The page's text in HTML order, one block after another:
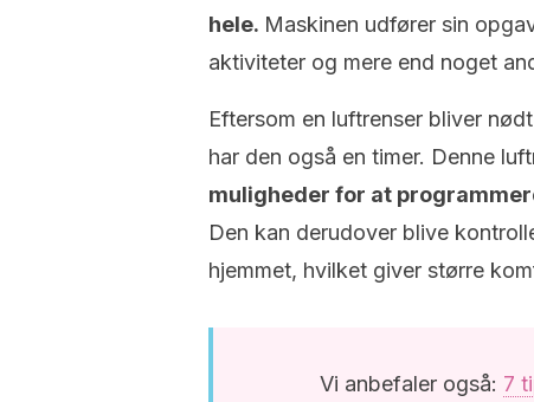
hele. Maskinen udfører sin
aktiviteter og mere end noget
Eftersom en luftrenser bliver
har den også en timer. Denne
muligheder for at
Den kan derudover blive
hjemmet, hvilket giver større
Vi anbefaler også: 7